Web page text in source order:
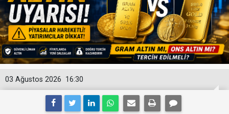
16:30
03 Ağustos 2026